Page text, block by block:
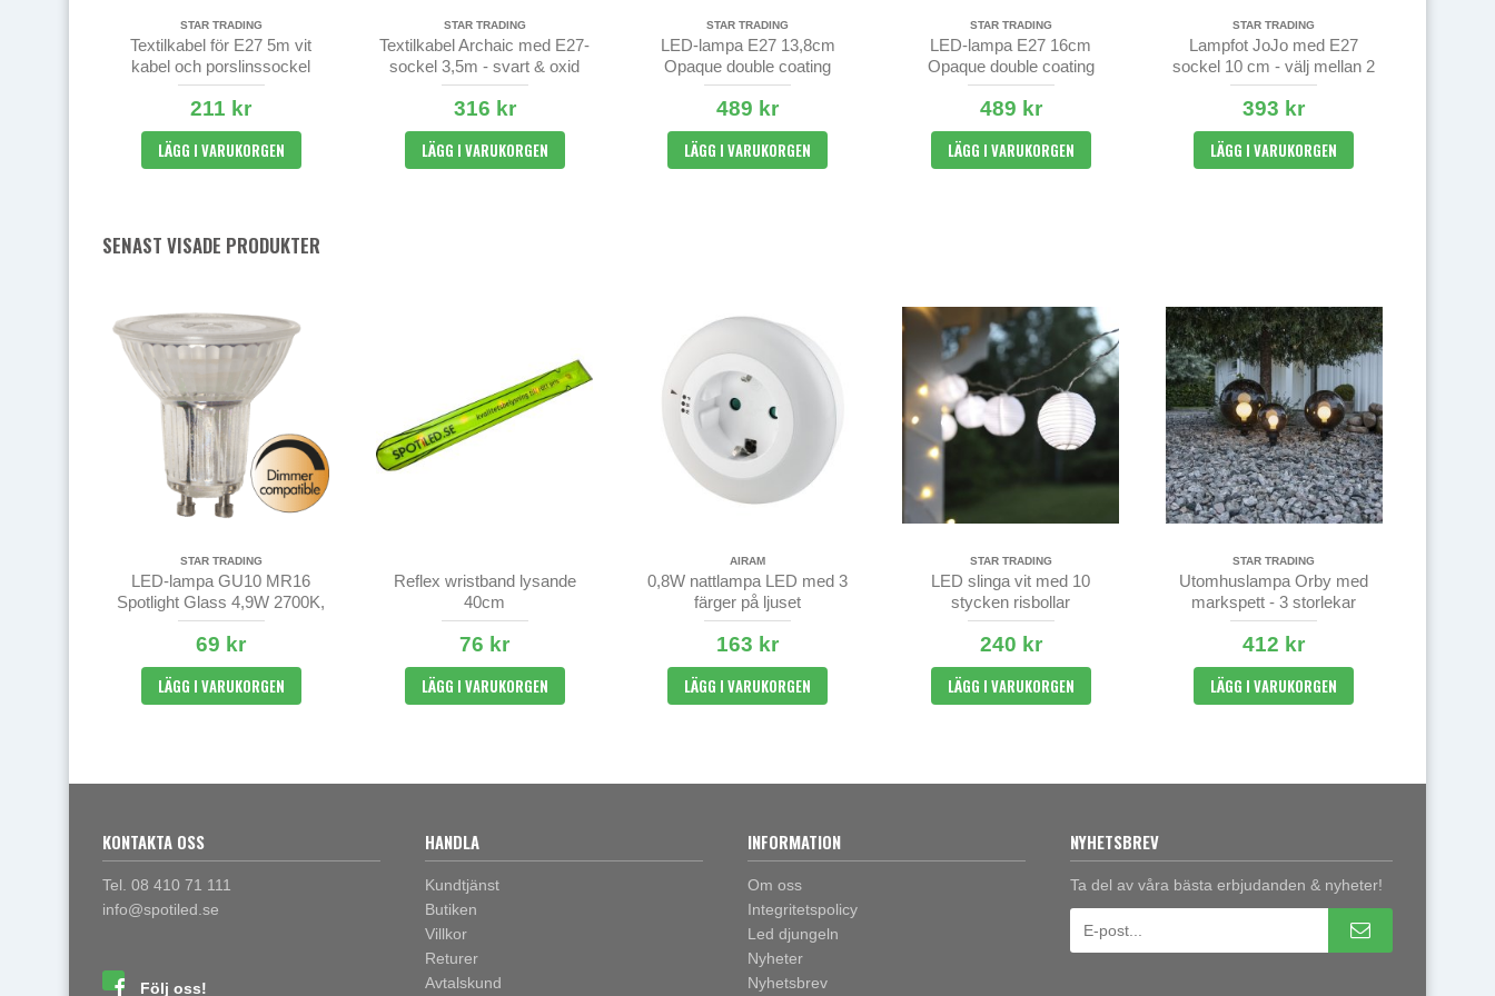
STAR TRADING
Textilkabel för E27 5m vit
kabel och porslinssockel
211 kr
LÄGG I VARUKORGEN
STAR TRADING
Textilkabel Archaic med E27-
sockel 3,5m - svart & oxid
316 kr
LÄGG I VARUKORGEN
STAR TRADING
LED-lampa E27 13,8cm
Opaque double coating
Funkis
489 kr
LÄGG I VARUKORGEN
STAR TRADING
LED-lampa E27 16cm
Opaque double coating
Funkis
489 kr
LÄGG I VARUKORGEN
STAR TRADING
Lampfot JoJo med E27
sockel 10 cm - välj mellan 2
färger
393 kr
LÄGG I VARUKORGEN
SENAST VISADE PRODUKTER
STAR TRADING
LED-lampa GU10 MR16
Spotlight Glass 4,9W 2700K,
38° spridningsvinkel
69 kr
LÄGG I VARUKORGEN
Reflex wristband lysande
40cm
76 kr
LÄGG I VARUKORGEN
AIRAM
0,8W nattlampa LED med 3
färger på ljuset
163 kr
LÄGG I VARUKORGEN
STAR TRADING
LED slinga vit med 10
stycken risbollar
240 kr
LÄGG I VARUKORGEN
STAR TRADING
Utomhuslampa Orby med
markspett - 3 storlekar
412 kr
LÄGG I VARUKORGEN
KONTAKTA OSS
Tel. 08 410 71 111
info@spotiled.se
Följ oss!
HANDLA
Kundtjänst
Butiken
Villkor
Returer
Avtalskund
INFORMATION
Om oss
Integritetspolicy
Led djungeln
Nyheter
Nyhetsbrev
NYHETSBREV
Ta del av våra bästa erbjudanden & nyheter!